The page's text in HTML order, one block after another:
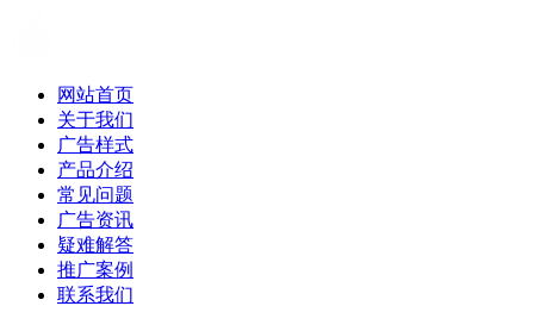
网站首页
关于我们
广告样式
产品介绍
常见问题
广告资讯
疑难解答
推广案例
联系我们